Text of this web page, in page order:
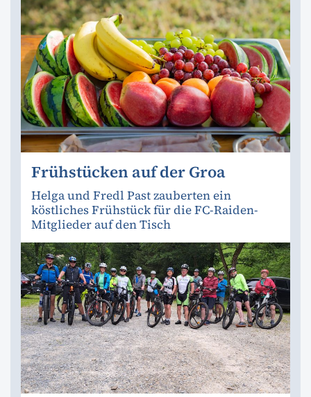
Frühstücken auf der Groa
Helga und Fredl Past zauberten ein
köstliches Frühstück für die FC-Raiden-
Mitglieder auf den Tisch